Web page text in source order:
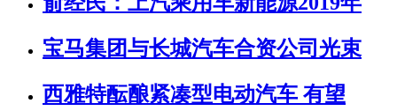
宝马集团与长城汽车合资公司光束
西雅特酝酿紧凑型电动汽车 有望